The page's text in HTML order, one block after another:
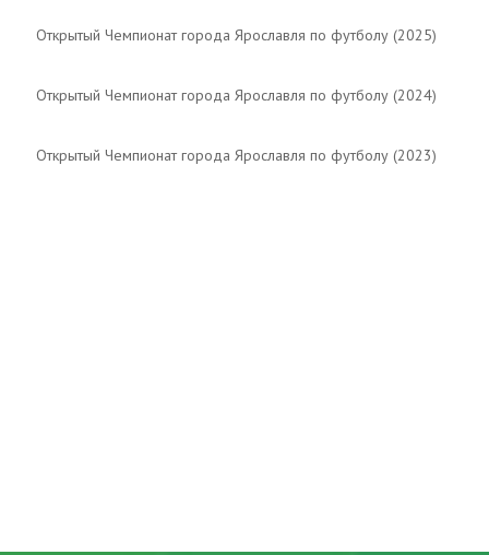
Открытый Чемпионат города Ярославля по футболу (2025)
Открытый Чемпионат города Ярославля по футболу (2024)
Открытый Чемпионат города Ярославля по футболу (2023)